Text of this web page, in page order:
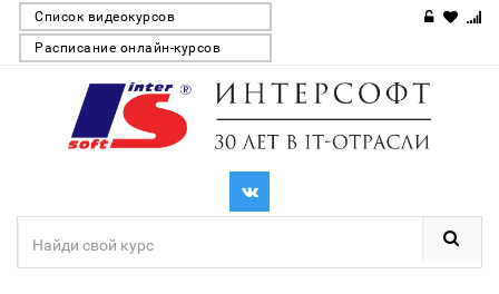
Список видеокурсов
Расписание онлайн-курсов